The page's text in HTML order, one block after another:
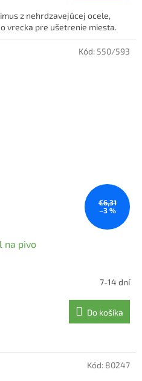
z nehrdzavejúcej ocele,
vrecka pre ušetrenie miesta.
€6,31
–3 %
na pivo
7-14 dní
Do košíka
Kód: 550/593
Kód: 80247